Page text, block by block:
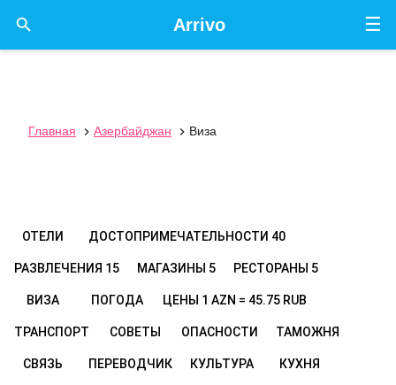
☰
Arrivo

Главная  Азербайджан  Виза
ОТЕЛИ ДОСТОПРИМЕЧАТЕЛЬНОСТИ 40
РАЗВЛЕЧЕНИЯ 15 МАГАЗИНЫ 5 РЕСТОРАНЫ 5
ВИЗА ПОГОДА ЦЕНЫ 1 AZN = 45.75 RUB
ТРАНСПОРТ СОВЕТЫ ОПАСНОСТИ ТАМОЖНЯ
СВЯЗЬ ПЕРЕВОДЧИК КУЛЬТУРА КУХНЯ